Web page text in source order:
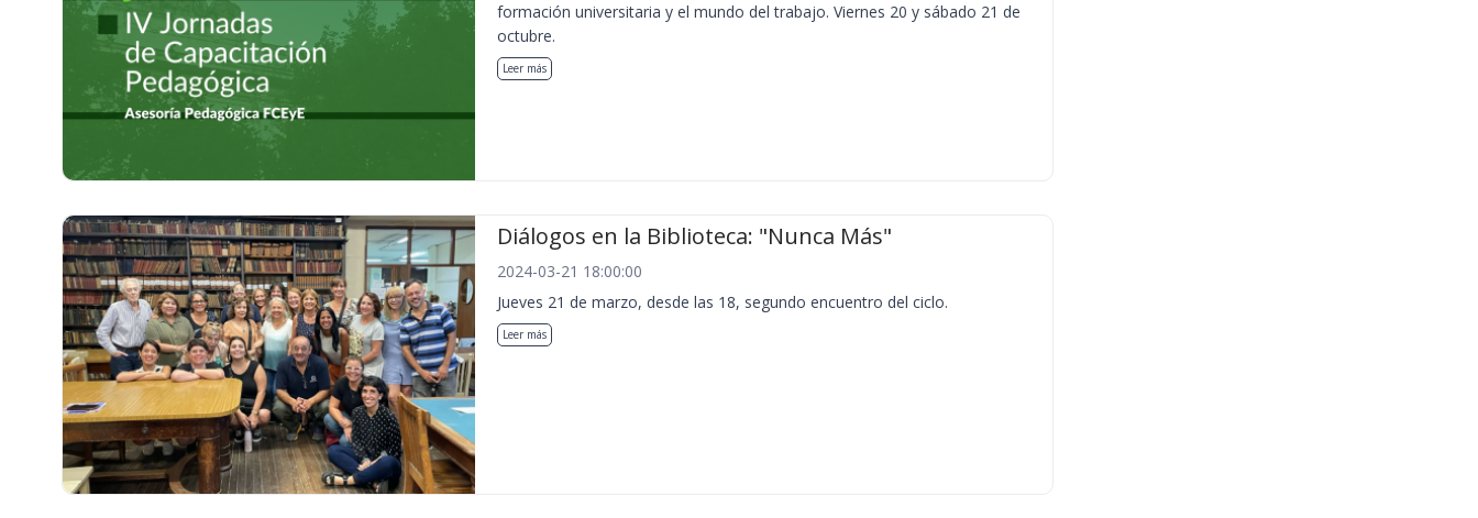
formación universitaria y el mundo del trabajo. Viernes 20 y sábado 21 de
octubre.
Leer más
Diálogos en la Biblioteca: "Nunca Más"
2024-03-21 18:00:00
Jueves 21 de marzo, desde las 18, segundo encuentro del ciclo.
Leer más